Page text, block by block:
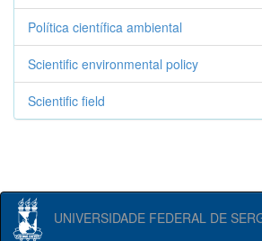
Política científica ambiental
Scientific environmental policy
Scientific field
UNIVERSIDADE FEDERAL DE